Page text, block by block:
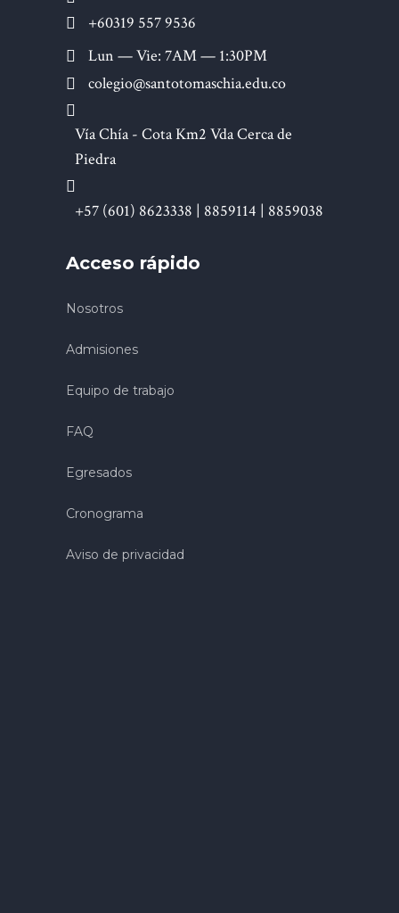
+60319 557 9536
Lun — Vie: 7AM — 1:30PM
colegio@santotomaschia.edu.co
Vía Chía - Cota Km2 Vda Cerca de
Piedra
+57 (601) 8623338 | 8859114 | 8859038
Acceso rápido
Nosotros
Admisiones
Equipo de trabajo
FAQ
Egresados
Cronograma
Aviso de privacidad